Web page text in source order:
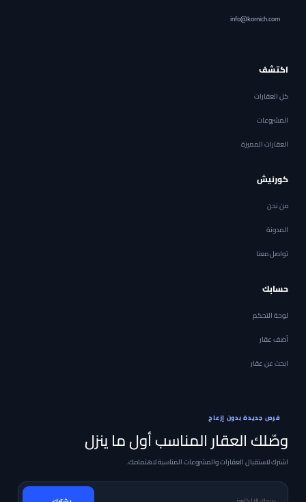
info@kornich.com
اكتشف
كل العقارات
المشروعات
العقارات المميزة
كورنيش
من نحن
المدونة
تواصل معنا
حسابك
لوحة التحكم
أضف عقار
ابحث عن عقار
فرص جديدة بدون إزعاج
وصّلك العقار المناسب أول ما ينزل
اشترك لاستقبال العقارات والمشروعات المناسبة لاهتمامك.
بريدك الإلكتروني